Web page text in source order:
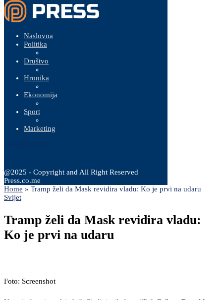
Naslovna
Politika
Društvo
Hronika
Ekonomija
Sport
Marketing
@2025 - Copyright and All Right Reserved
Press.co.me
Home » Tramp želi da Mask revidira vladu: Ko je prvi na udaru
Svijet
Tramp želi da Mask revidira vladu:
Ko je prvi na udaru
Foto: Screenshot